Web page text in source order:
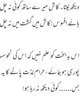
دیکھ لیتا۔ کاش میرے ساتھ کوئی نہ
ہائے افسوس! کاش میں گشت میں نہ چل
اس بد بخت کو علم نہیں کہ اس کی
پوری ہو جائے، حرام لذت پانے کا یہ
بس......کوئی دیکھ نہ رہا ہو!